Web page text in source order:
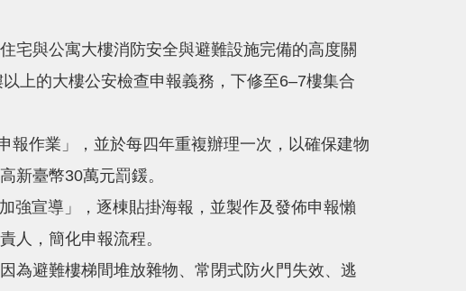
與公寓大樓消防安全與避難設施完備的高度關
上的大樓公安檢查申報義務，下修至6–7樓集合
作業」，並於每四年重複辦理一次，以確保建物
新臺幣30萬元罰鍰。
宣導」，逐棟貼掛海報，並製作及發佈申報懶
人，簡化申報流程。
避難樓梯間堆放雜物、常閉式防火門失效、逃